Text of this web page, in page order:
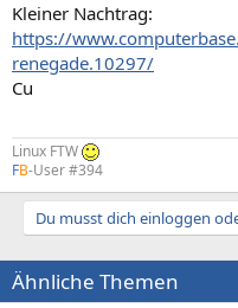
Kleiner Nachtrag:
https://
renegade.10297/
Cu
Linux FTW
FB-User #394
Du musst dich einloggen
Ähnliche Themen